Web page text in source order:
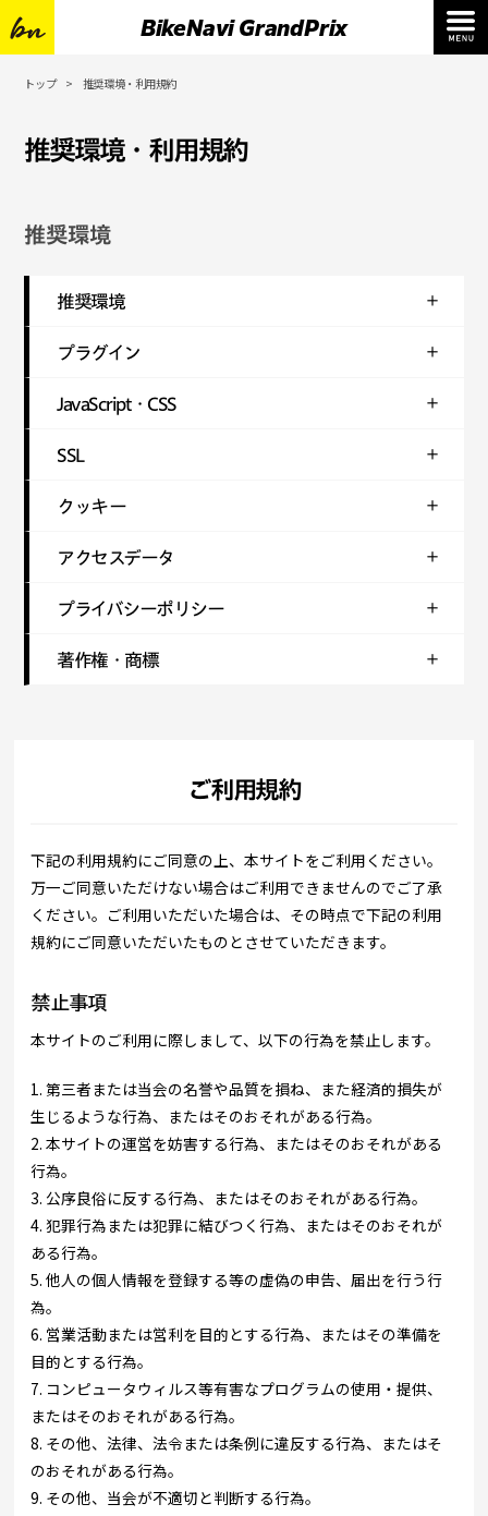
BikeNavi GrandPrix
トップ 推奨環境・利用規約
推奨環境・利用規約
推奨環境
推奨環境
プラグイン
JavaScript・CSS
SSL
クッキー
アクセスデータ
プライバシーポリシー
著作権・商標
ご利用規約
下記の利用規約にご同意の上、本サイトをご利用ください。
万一ご同意いただけない場合はご利用できませんのでご了承
ください。ご利用いただいた場合は、その時点で下記の利用
規約にご同意いただいたものとさせていただきます。
禁止事項
本サイトのご利用に際しまして、以下の行為を禁止します。
1. 第三者または当会の名誉や品質を損ね、また経済的損失が
生じるような行為、またはそのおそれがある行為。
2. 本サイトの運営を妨害する行為、またはそのおそれがある
行為。
3. 公序良俗に反する行為、またはそのおそれがある行為。
4. 犯罪行為または犯罪に結びつく行為、またはそのおそれが
ある行為。
5. 他人の個人情報を登録する等の虚偽の申告、届出を行う行
為。
6. 営業活動または営利を目的とする行為、またはその準備を
目的とする行為。
7. コンピュータウィルス等有害なプログラムの使用・提供、
またはそのおそれがある行為。
8. その他、法律、法令または条例に違反する行為、またはそ
のおそれがある行為。
9. その他、当会が不適切と判断する行為。